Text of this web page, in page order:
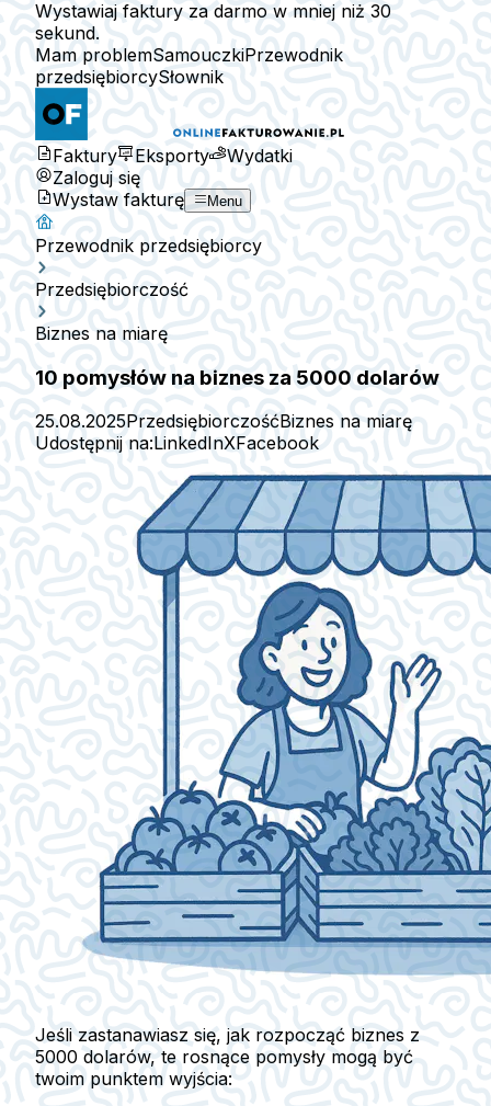
Wystawiaj faktury za darmo w mniej niż 30
sekund.
Mam problemSamouczkiPrzewodnik
przedsiębiorcySłownik
Faktury Eksporty
Wydatki
Zaloguj się
Wystaw fakturę
Menu
Przewodnik przedsiębiorcy
Przedsiębiorczość
Biznes na miarę
10 pomysłów na biznes za 5000 dolarów
25.08.2025PrzedsiębiorczośćBiznes na miarę
Udostępnij na:LinkedInXFacebook
Jeśli zastanawiasz się, jak rozpocząć biznes z
5000 dolarów, te rosnące pomysły mogą być
twoim punktem wyjścia: